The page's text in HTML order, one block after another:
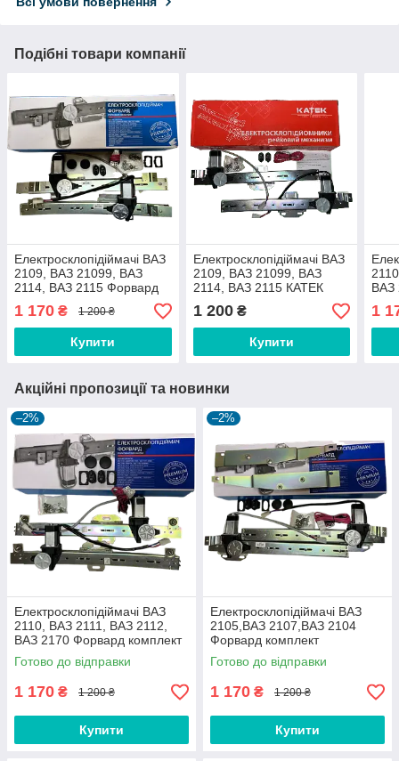
Подібні товари компанії
Електросклопідіймачі ВАЗ
2109, ВАЗ 21099, ВАЗ
2114, ВАЗ 2115 Форвард
комплект
1 170 ₴ 1 200 ₴
Купити
Електросклопідіймачі ВАЗ
2109, ВАЗ 21099, ВАЗ
2114, ВАЗ 2115 КАТЕК
комплект
1 200₴
Купити
ВАЗ
1
Акційні пропозиції та новинки
–2%
Електросклопідіймачі ВАЗ
2110, ВАЗ 2111, ВАЗ 2112,
ВАЗ 2170 Форвард комплект
Готово до відправки
1 170 ₴ 1 200 ₴
Купити
–2%
Електросклопідіймачі ВАЗ
2105,ВАЗ 2107,ВАЗ 2104
Форвард комплект
Готово до відправки
1 170 ₴ 1 200 ₴
Купити